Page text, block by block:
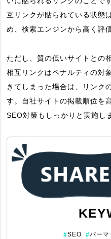
互リンクが貼られている状態
め、検索エンジンから高く評
ただし、質の低いサイトとの
相互リンクはペナルティの対
きてしまった場合は、リンク
す。自社サイトの掲載順位を
SEO対策もしっかりと実施し
#SEO #パーマ